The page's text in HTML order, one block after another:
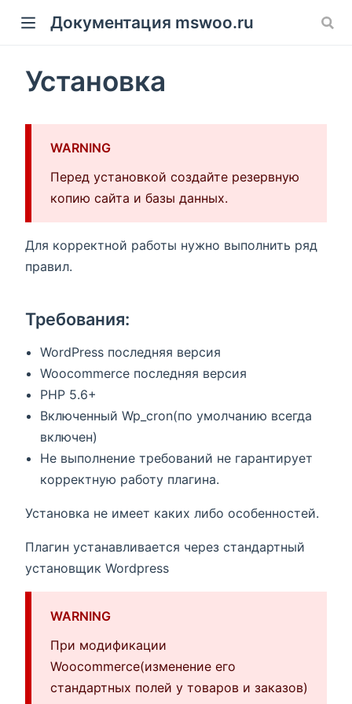
Документация mswoo.ru
Установка
WARNING
Перед установкой создайте резервную
копию сайта и базы данных.
Для корректной работы нужно выполнить ряд
правил.
Требования:
WordPress последняя версия
Woocommerce последняя версия
PHP 5.6+
Включенный Wp_cron(по умолчанию всегда
включен)
Не выполнение требований не гарантирует
корректную работу плагина.
Установка не имеет каких либо особенностей.
Плагин устанавливается через стандартный
установщик Wordpress
WARNING
При модификации
Woocommerce(изменение его
стандартных полей у товаров и заказов)